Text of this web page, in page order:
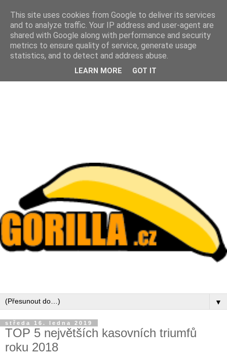
▼
středa 16. ledna 2019
TOP 5 největších kasovních triumfů
roku 2018
This site uses cookies from Google to deliver its services
and to analyze traffic. Your IP address and user-agent are
shared with Google along with performance and security
metrics to ensure quality of service, generate usage
statistics, and to detect and address abuse.
LEARN MORE GOT IT